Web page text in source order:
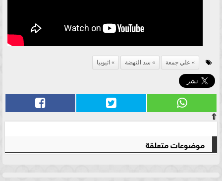
علي جمعة سد النهضة اثيوبيا
⇧
موضوعات متعلقة